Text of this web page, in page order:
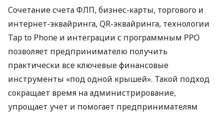
Сочетание счета ФЛП, бизнес-карты, торгового и
интернет-эквайринга, QR-эквайринга, технологии
Tap to Phone и интеграции с программным РРО
позволяет предпринимателю получить
практически все ключевые финансовые
инструменты «под одной крышей». Такой подход
сокращает время на администрирование,
упрощает учет и помогает предпринимателям